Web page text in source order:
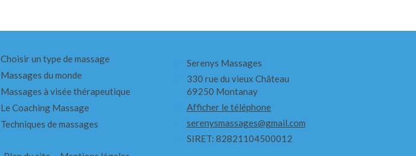
Choisir un type de massage
Massages du monde
Massages à visée thérapeutique
Le Coaching Massage
Techniques de massages
Serenys Massages
330 rue du vieux Château
69250 Montanay
Afficher le téléphone
serenysmassages@gmail.com
SIRET: 82821104500012